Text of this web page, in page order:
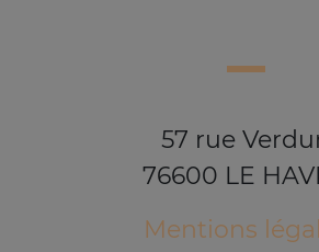
57 rue
76600 LE
Mentions